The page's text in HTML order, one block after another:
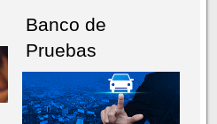
Banco de
Pruebas